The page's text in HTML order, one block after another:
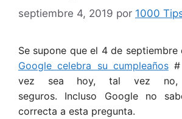
septiembre 4, 2019 por 1000
Se supone que el 4 de septiembre
Google celebra su cumpleaños#
vez sea hoy, tal vez no,
seguros. Incluso Google no
correcta a esta pregunta.